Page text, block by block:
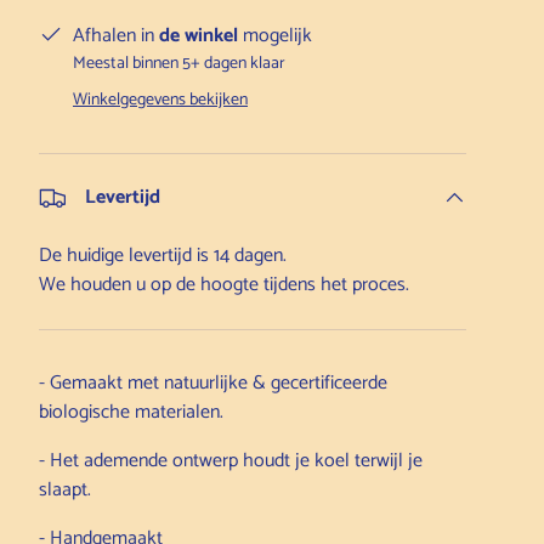
Afhalen inde winkel mogelijk
Meestal binnen 5+ dagen klaar
Winkelgegevens bekijken
Levertijd
De huidige levertijd is 14 dagen.
We houden u op de hoogte tijdens het proces.
- Gemaakt met natuurlijke & gecertificeerde
biologische materialen.
- Het ademende ontwerp houdt je koel terwijl je
slaapt.